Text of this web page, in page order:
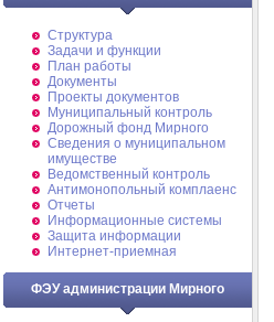
Структура
Задачи и функции
План работы
Документы
Проекты документов
Муниципальный контроль
Дорожный фонд Мирного
Cведения о муниципальном
имуществе
Ведомственный контроль
Антимонопольный комплаенс
Отчеты
Информационные системы
Защита информации
Интернет-приемная
ФЭУ администрации Мирного